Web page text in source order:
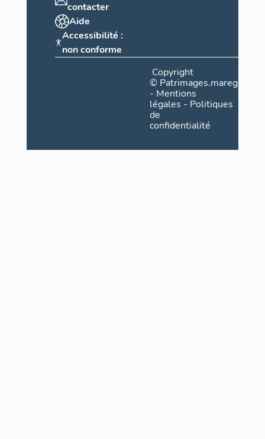
contacter
Aide
Accessibilité :
non conforme
Copyright
©
- Mentions
légales - Politiques
de
confidentialité